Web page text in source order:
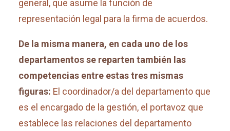
general, que asume la función de
representación legal para la firma de acuerdos.
De la misma manera, en cada uno de los
departamentos se reparten también las
competencias entre estas tres mismas
figuras: El coordinador/a del departamento que
es el encargado de la gestión, el portavoz que
establece las relaciones del departamento